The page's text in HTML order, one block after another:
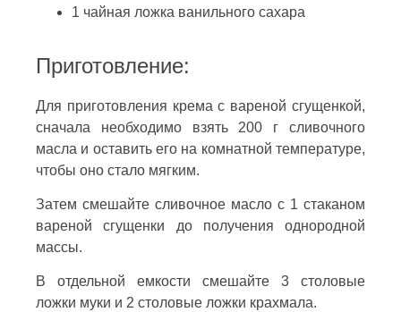
1 чайная ложка ванильного сахара
Приготовление:
Для приготовления крема с вареной сгущенкой,
сначала необходимо взять 200 г сливочного
масла и оставить его на комнатной температуре,
чтобы оно стало мягким.
Затем смешайте сливочное масло с 1 стаканом
вареной сгущенки до получения однородной
массы.
В отдельной емкости смешайте 3 столовые
ложки муки и 2 столовые ложки крахмала.